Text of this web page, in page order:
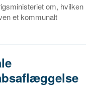
om, hvilken
et kommunalt